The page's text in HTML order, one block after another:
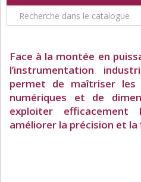
Face à la montée en
l’instrumentation
permet de maîtriser les
numériques et de
exploiter
améliorer la précision et